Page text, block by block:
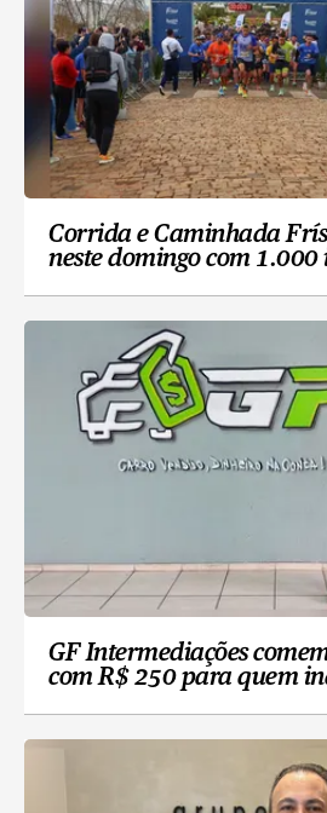
Corrida e Caminhada
neste domingo com 1.000
GF Intermediações
com R$ 250 para quem